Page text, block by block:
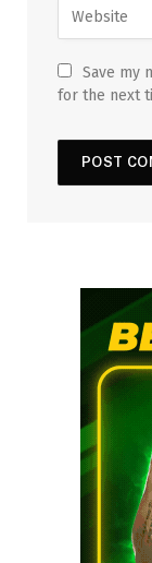
Save my
for the next